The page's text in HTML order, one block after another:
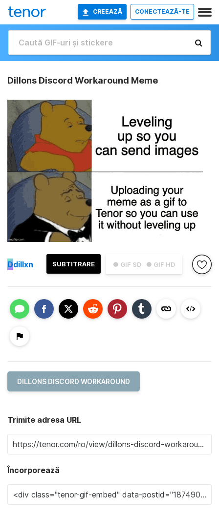
CREEAZĂ CONECTEAZĂ-TE
Dillons Discord Workaround Meme
● GIF SD ● GIF HD
SUBTITRARE
Ddillxn
DILLONS DISCORD WORKAROUND
Trimite adresa URL
Încorporează